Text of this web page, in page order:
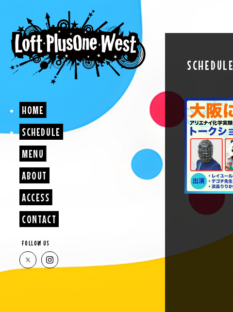
HOME
SCHEDULE
MENU
ABOUT
ACCESS
CONTACT
FOLLOW US
SCHEDULE